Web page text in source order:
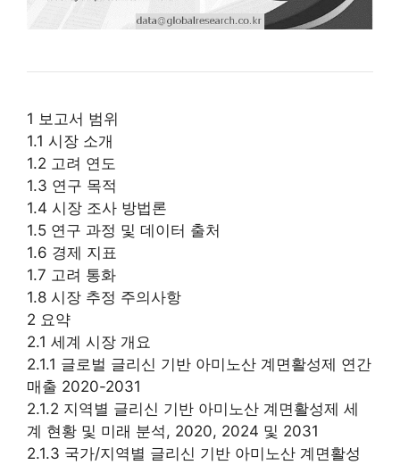
1 보고서 범위
1.1 시장 소개
1.2 고려 연도
1.3 연구 목적
1.4 시장 조사 방법론
1.5 연구 과정 및 데이터 출처
1.6 경제 지표
1.7 고려 통화
1.8 시장 추정 주의사항
2 요약
2.1 세계 시장 개요
2.1.1 글로벌 글리신 기반 아미노산 계면활성제 연간
매출 2020-2031
2.1.2 지역별 글리신 기반 아미노산 계면활성제 세
계 현황 및 미래 분석, 2020, 2024 및 2031
2.1.3 국가/지역별 글리신 기반 아미노산 계면활성